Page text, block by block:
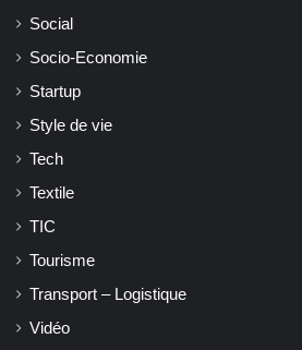
Social
Socio-Economie
Startup
Style de vie
Tech
Textile
TIC
Tourisme
Transport – Logistique
Vidéo